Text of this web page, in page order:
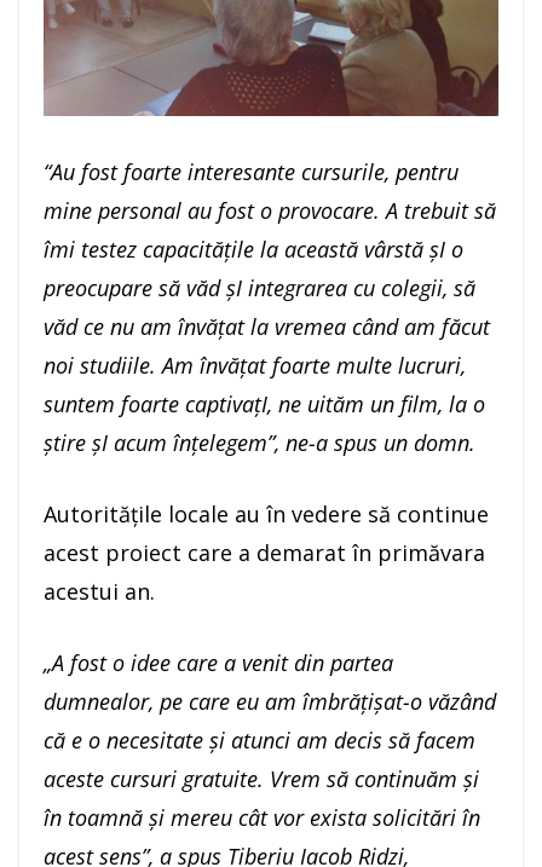
“Au fost foarte interesante cursurile, pentru
mine personal au fost o provocare. A trebuit să
îmi testez capacitățile la această vârstă șI o
preocupare să văd șI integrarea cu colegii, să
văd ce nu am învățat la vremea când am făcut
noi studiile. Am învățat foarte multe lucruri,
suntem foarte captivațI, ne uităm un film, la o
știre șI acum înțelegem”, ne-a spus un domn.
Autoritățile locale au în vedere să continue
acest proiect care a demarat în primăvara
acestui an.
„A fost o idee care a venit din partea
dumnealor, pe care eu am îmbrățișat-o văzând
că e o necesitate și atunci am decis să facem
aceste cursuri gratuite. Vrem să continuăm și
în toamnă și mereu cât vor exista solicitări în
acest sens”, a spus Tiberiu Iacob Ridzi,